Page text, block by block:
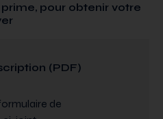
pour obtenir votre
(PDF)
de